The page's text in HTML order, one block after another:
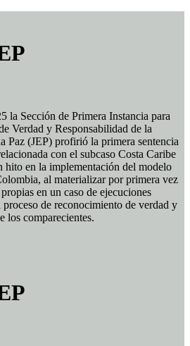
la Sección de Primera Instancia para
Verdad y Responsabilidad de la
Paz (JEP) profirió la primera sentencia
con el subcaso Costa Caribe
hito en la implementación del modelo
al materializar por primera vez
en un caso de ejecuciones
de reconocimiento de verdad y
los comparecientes.